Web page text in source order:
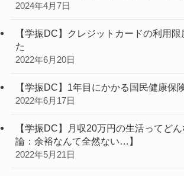
2024年4月7日
【学振DC】クレジットカードの利用
た
2022年6月20日
【学振DC】1年目にかかる国民健康保
2022年6月17日
【学振DC】月収20万円の生活ってど
論：余裕なんて全然ない…】
2022年5月21日